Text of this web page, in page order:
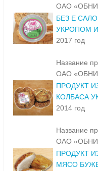
ОАО
БЕЗ Е
УКРОПОМ
2017 год
Название
ОАО
ПРОДУКТ
КОЛБАСА
2014 год
Название
ОАО
ПРОДУКТ
МЯСО